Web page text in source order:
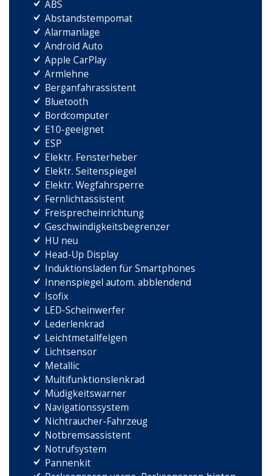
ABS
Abstandstempomat
Alarmanlage
Android Auto
Apple CarPlay
Armlehne
Berganfahrassistent
Bluetooth
Bordcomputer
E10-geeignet
ESP
Elektr. Fensterheber
Elektr. Seitenspiegel
Elektr. Wegfahrsperre
Fernlichtassistent
Freisprecheinrichtung
Geschwindigkeitsbegrenzer
HU neu
Head-Up Display
Induktionsladen für Smartphones
Innenspiegel autom. abblendend
Isofix
LED-Scheinwerfer
Lederlenkrad
Leichtmetallfelgen
Lichtsensor
Metallic
Multifunktionslenkrad
Müdigkeitswarner
Navigationssystem
Nichtraucher-Fahrzeug
Notbremsassistent
Notrufsystem
Pannenkit